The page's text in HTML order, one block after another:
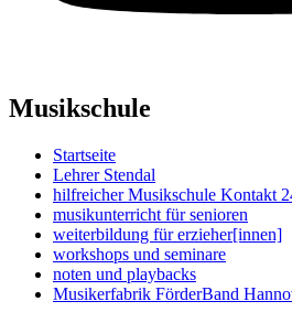
Musikschule
Startseite
Lehrer Stendal
hilfreicher Musikschule Kontakt
musikunterricht für senioren
weiterbildung für erzieher[innen]
workshops und seminare
noten und playbacks
Musikerfabrik FörderBand